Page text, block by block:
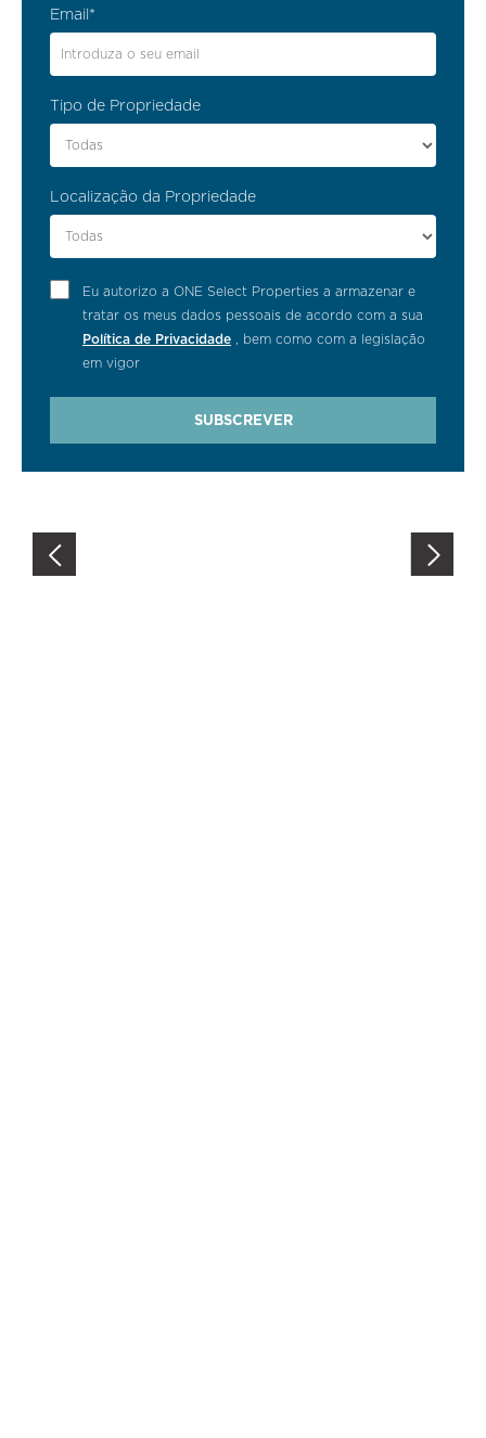
Email*
Tipo de Propriedade
Localização da Propriedade
Eu autorizo a ONE Select Properties a armazenar e
tratar os meus dados pessoais de acordo com a sua
Política de Privacidade , bem como com a legislação
em vigor
SUBSCREVER